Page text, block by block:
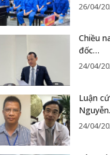
26/04/
Chiều
đốc…
24/04/
Luận
24/04/